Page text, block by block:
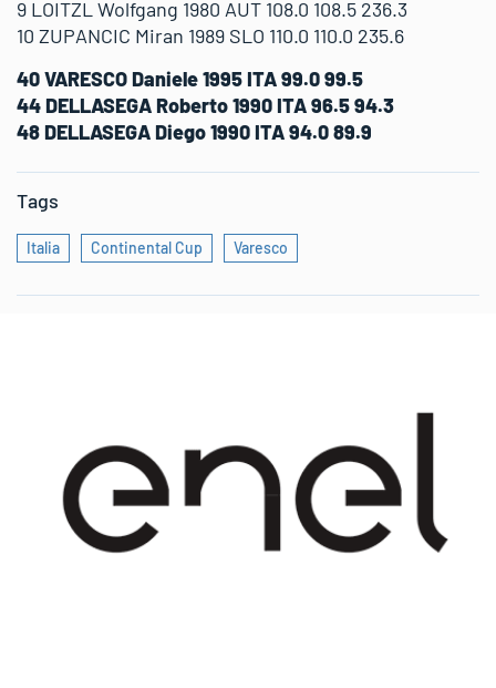
9 LOITZL Wolfgang 1980 AUT 108.0 108.5 236.3
10 ZUPANCIC Miran 1989 SLO 110.0 110.0 235.6
40 VARESCO Daniele 1995 ITA 99.0 99.5
44 DELLASEGA Roberto 1990 ITA 96.5 94.3
48 DELLASEGA Diego 1990 ITA 94.0 89.9
Tags
Italia Continental Cup Varesco